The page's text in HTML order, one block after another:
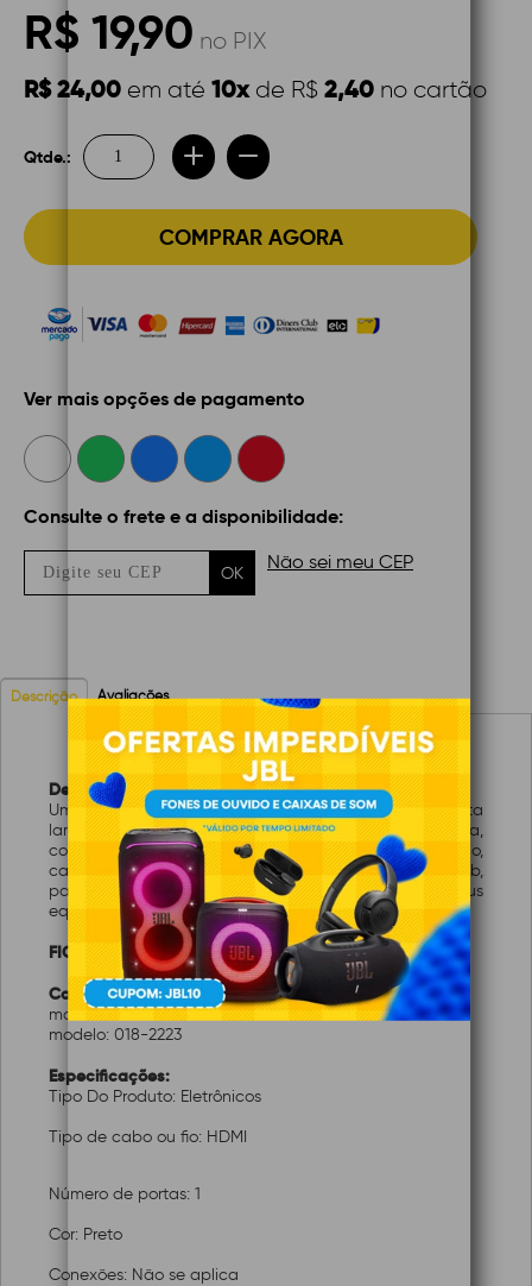
R$ 19,90 no PIX
R$ 24,00 em até 10xde R$ 2,40 no cartão
Qtde.:
COMPRAR AGORA
Ver mais opções de pagamento
Consulte o frete e a disponibilidade:
OK Não sei meu CEP
Descrição Avaliações
Descrição:
Um Cabo que oferece os recursos mais modernos: alta
largura de banda, dual view e proporção de cinema,
compatível com todos os formatos de 3D do mercado,
cabos em total conformidade com o padrão HDMI 2.0b,
para que você possa obter o melhor de seus
equipamentos, pontas Gold 24k 2.0b - 19 pinos HDR
FICHA TÉCNICA
Características:
marca: PIX
modelo: 018-2223
Especificações:
Tipo Do Produto: Eletrônicos
Tipo de cabo ou fio: HDMI
Número de portas: 1
Cor: Preto
Conexões: Não se aplica